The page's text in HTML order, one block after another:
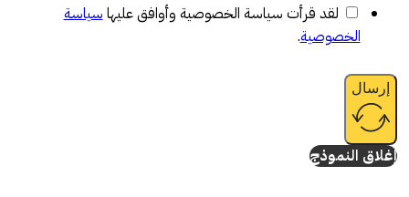
لقد قرأت سياسة الخصوصية وأوافق عليها سياسة
الخصوصية.
إرسال
إغلاق النموذج